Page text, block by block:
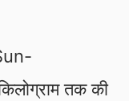
तक की